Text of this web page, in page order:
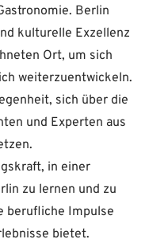
Berlin
kulturelle Exzellenz
Ort, um sich
weiterzuentwickeln.
sich über die
und Experten aus
in einer
zu lernen und zu
berufliche Impulse
bietet.